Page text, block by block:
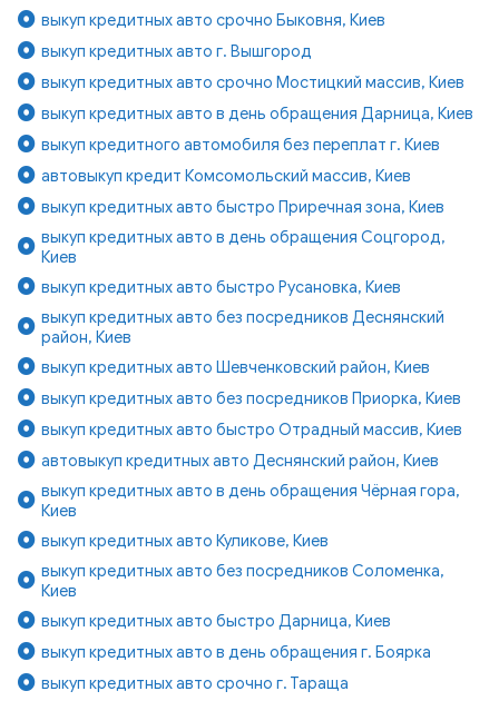
выкуп кредитных авто срочно Быковня, Киев
выкуп кредитных авто г. Вышгород
выкуп кредитных авто срочно Мостицкий массив, Киев
выкуп кредитных авто в день обращения Дарница, Киев
выкуп кредитного автомобиля без переплат г. Киев
автовыкуп кредит Комсомольский массив, Киев
выкуп кредитных авто быстро Приречная зона, Киев
выкуп кредитных авто в день обращения Соцгород,
Киев
выкуп кредитных авто быстро Русановка, Киев
выкуп кредитных авто без посредников Деснянский
район, Киев
выкуп кредитных авто Шевченковский район, Киев
выкуп кредитных авто без посредников Приорка, Киев
выкуп кредитных авто быстро Отрадный массив, Киев
автовыкуп кредитных авто Деснянский район, Киев
выкуп кредитных авто в день обращения Чёрная гора,
Киев
выкуп кредитных авто Куликове, Киев
выкуп кредитных авто без посредников Соломенка,
Киев
выкуп кредитных авто быстро Дарница, Киев
выкуп кредитных авто в день обращения г. Боярка
выкуп кредитных авто срочно г. Тараща